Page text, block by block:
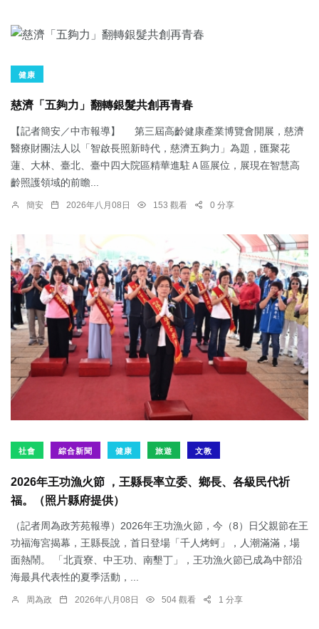
健康
慈濟「五夠力」翻轉銀髮共創再青春
【記者簡安／中市報導】 第三屆高齡健康產業博覽會開展，慈濟
醫療財團法人以「智啟長照新時代，慈濟五夠力」為題，匯聚花
蓮、大林、臺北、臺中四大院區精華進駐Ａ區展位，展現在智慧高
齡照護領域的前瞻...
簡安 2026年八月08日 153 觀看 0 分享
社會 綜合新聞 健康 旅遊 文教
2026年王功漁火節 ，王縣長率立委、鄉長、各級民代祈
福。（照片縣府提供）
（記者周為政芳苑報導）2026年王功漁火節，今（8）日父親節在王
功福海宮揭幕，王縣長說，首日登場「千人烤蚵」，人潮滿滿，場
面熱鬧。 「北貢寮、中王功、南墾丁」，王功漁火節已成為中部沿
海最具代表性的夏季活動，...
周為政 2026年八月08日 504 觀看 1 分享